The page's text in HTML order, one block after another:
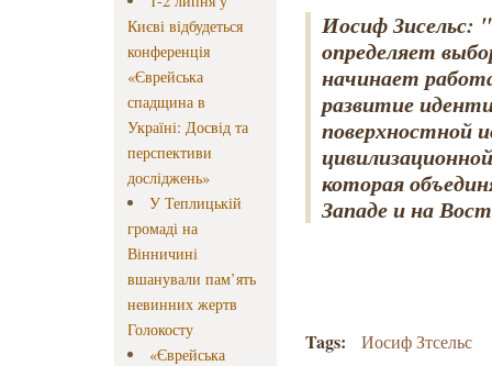
Києві відбудеться
конференція
«Єврейська
спадщина в
Україні: Досвід та
перспективи
досліджень»
У Теплицькій
громаді на
Вінничині
вшанували пам’ять
невинних жертв
Голокосту
«Єврейська
Иосиф Зисельс:
определяет
начинает
развитие
поверхностной
которая
Западе и на
Tags: Иосиф Зтсельс